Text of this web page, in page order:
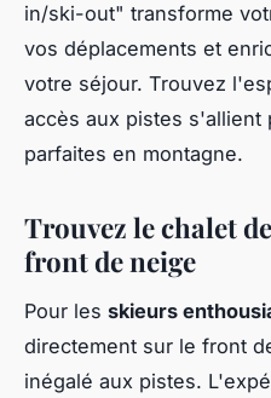
in/ski-out" transforme
vos déplacements et
votre séjour. Trouvez
accès aux pistes s'allient
parfaites en montagne.
Trouvez le chalet
front de neige
Pour les skieurs
directement sur le front
inégalé aux pistes.